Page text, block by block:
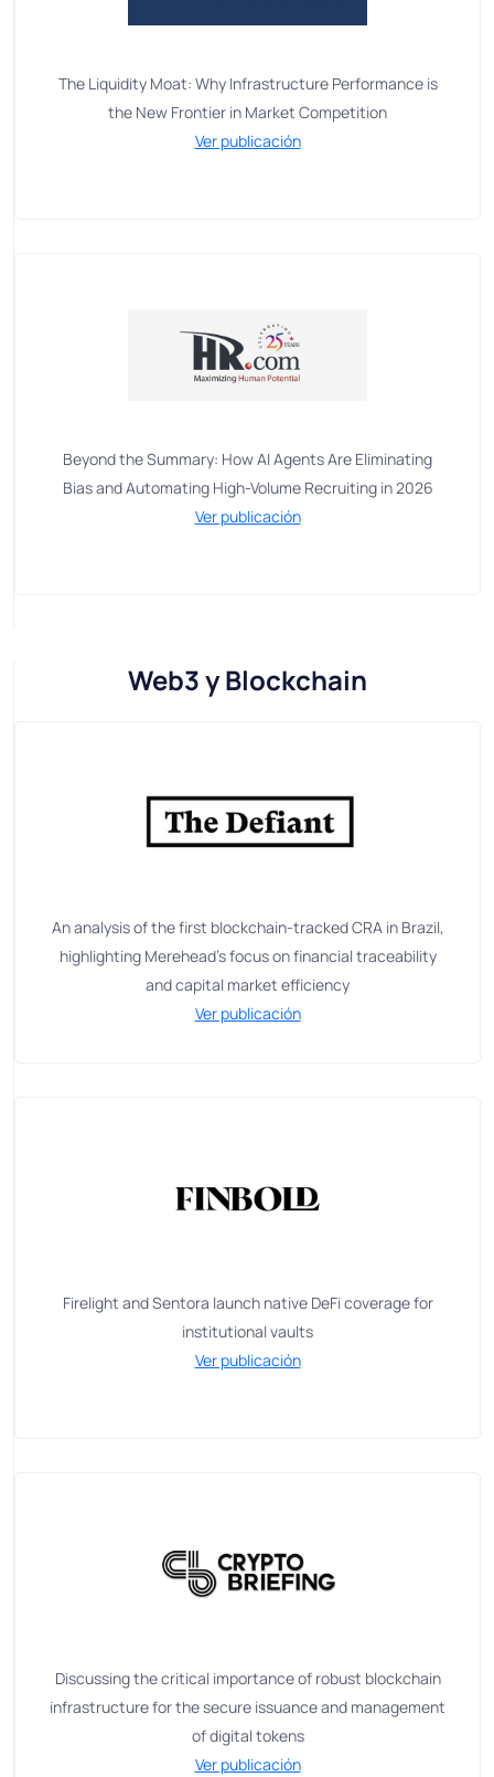
The Liquidity Moat: Why Infrastructure Performance is
the New Frontier in Market Competition
Ver publicación
Beyond the Summary: How AI Agents Are Eliminating
Bias and Automating High-Volume Recruiting in 2026
Ver publicación
Web3 y Blockchain
An analysis of the first blockchain-tracked CRA in Brazil,
highlighting Merehead’s focus on financial traceability
and capital market efficiency
Ver publicación
Firelight and Sentora launch native DeFi coverage for
institutional vaults
Ver publicación
Discussing the critical importance of robust blockchain
infrastructure for the secure issuance and management
of digital tokens
Ver publicación